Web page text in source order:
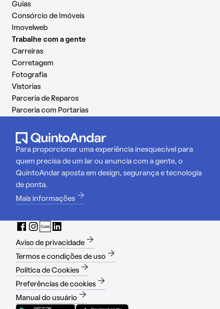
Guias
Consórcio de Imóveis
Imovelweb
Trabalhe com a gente
Carreiras
Corretagem
Fotografia
Vistorias
Parceria de Reparos
Parceria com Portarias
Para proporcionar uma experiência inesquecível para
quem precisa de um lar ou anuncia com a gente, o
QuintoAndar aposta em design, segurança e tecnologia
de ponta.
Mais informações
Aviso de privacidade
Termos e condições de uso
Política de Cookies
Preferências de cookies
Manual do usuário